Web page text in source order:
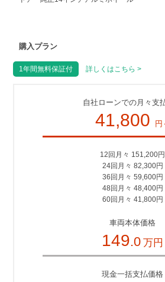
購入プラン
1年間無料保証付 詳しくはこちら >
自社ローンでの月々支
41,800 円
12回月々 151,200円
24回月々 82,300円
36回月々 59,600円
48回月々 48,400円
60回月々 41,800円
車両本体価格
149.0 万円
現金一括支払価格